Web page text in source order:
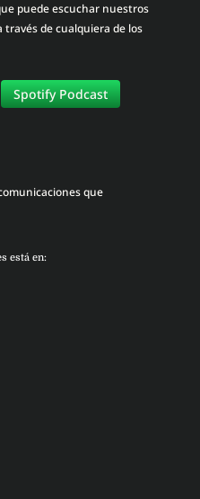
puede escuchar nuestros
través de cualquiera de los
Spotify Podcast
que
está en: